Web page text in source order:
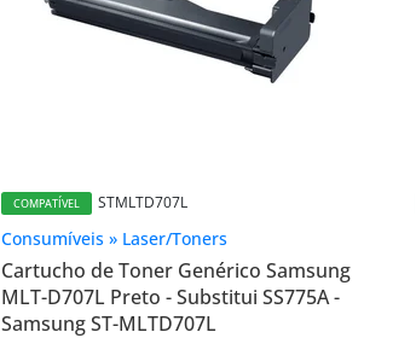
COMPATÍVEL STMLTD707L
Consumíveis » Laser/Toners
Cartucho de Toner Genérico Samsung
MLT-D707L Preto - Substitui SS775A -
Samsung ST-MLTD707L